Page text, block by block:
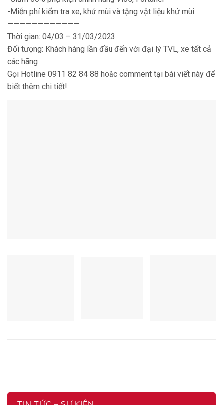
-Miễn phí kiểm tra xe, khử mùi và tặng vật liệu khử mùi
————————————
Thời gian: 04/03 – 31/03/2023
Đối tượng: Khách hàng lần đầu đến với đại lý TVL, xe tất cả
các hãng
Gọi Hotline 0911 82 84 88 hoặc comment tại bài viết này để
biết thêm chi tiết!